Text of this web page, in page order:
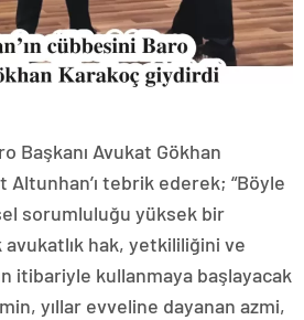
Başkanı Avukat Gökhan
Altunhan’ı tebrik ederek; “Böyle
sorumluluğu yüksek bir
avukatlık hak, yetkililiğini ve
itibariyle kullanmaya başlayacak
yıllar evveline dayanan azmi,